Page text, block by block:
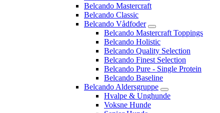
Belcando Mastercraft
Belcando Classic
Belcando Vådfoder
Belcando Mastercraft Toppings
Belcando Holistic
Belcando Quality Selection
Belcando Finest Selection
Belcando Pure - Single Protein
Belcando Baseline
Belcando Aldersgruppe
Hvalpe & Unghunde
Voksne Hunde